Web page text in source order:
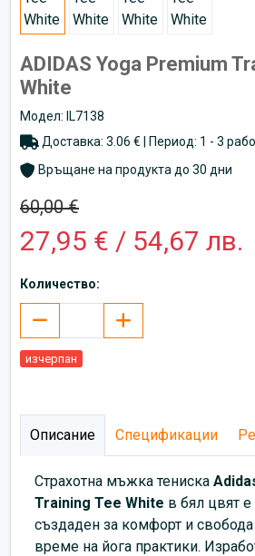
ADIDAS Yoga Premium
White
Модел: IL7138
Доставка: 3.06 € | Период: 1 - 3
Връщане на продукта до 30 дни
60,00 €
27,95 € / 54,67 лв.
Количество:
изчерпан
Описание Спецификации
Страхотна мъжкатениска
Training Tee White в бял цвят
създаден за комфорт и
време на йога практики.